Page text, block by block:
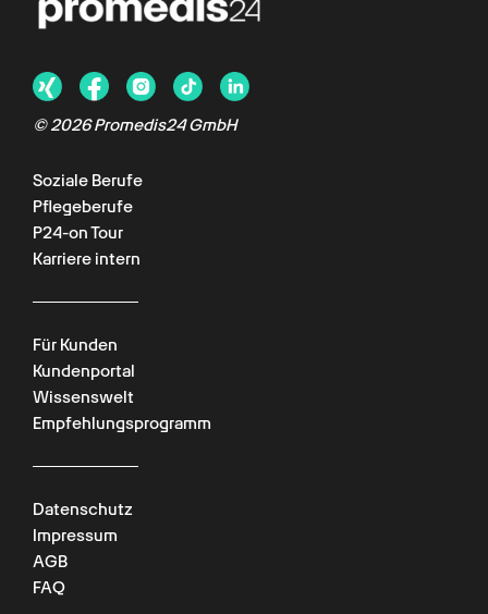
© 2026 Promedis24 GmbH
Soziale Berufe
Pflegeberufe
P24-on Tour
Karriere intern
Für Kunden
Kundenportal
Wissenswelt
Empfehlungsprogramm
Datenschutz
Impressum
AGB
FAQ